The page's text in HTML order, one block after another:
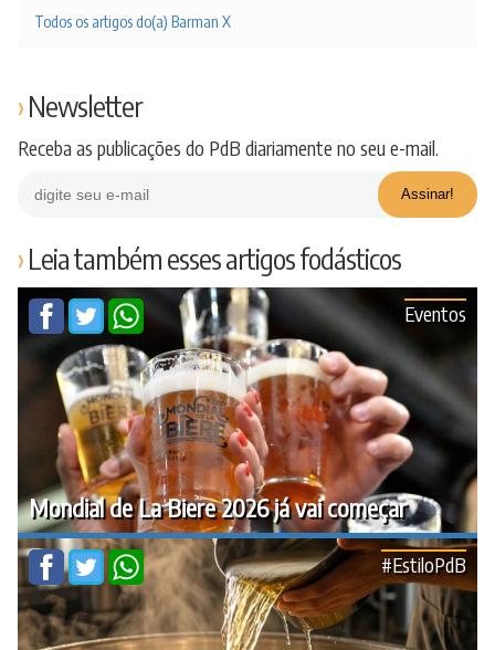
Todos os artigos do(a) Barman X
Newsletter
Receba as publicações do PdB diariamente no seu e-mail.
Leia também esses artigos fodásticos
Mondial de La Biere 2026 já vai começar
Eventos
#EstiloPdB